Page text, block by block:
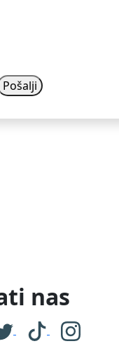
nas